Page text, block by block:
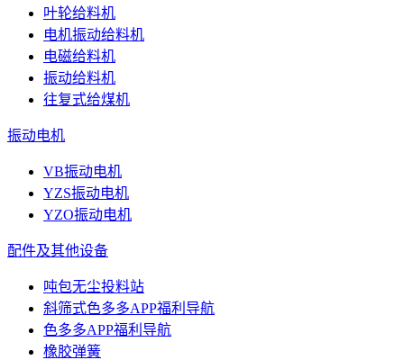
叶轮给料机
电机振动给料机
电磁给料机
振动给料机
往复式给煤机
振动电机
VB振动电机
YZS振动电机
YZO振动电机
配件及其他设备
吨包无尘投料站
斜筛式色多多APP福利导航
色多多APP福利导航
橡胶弹簧